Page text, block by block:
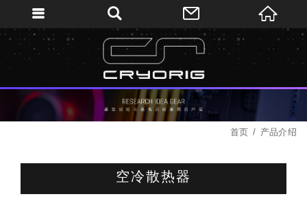
首页 产品介绍
空冷散热器